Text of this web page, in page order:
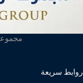
روابط سريعة